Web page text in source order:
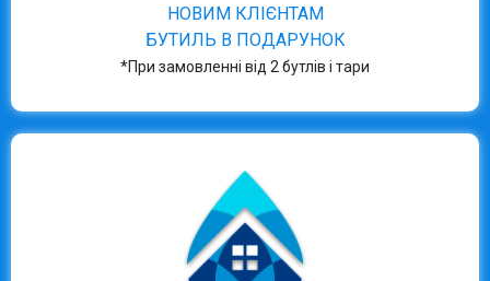
НОВИМ КЛІЄНТАМ
БУТИЛЬ В ПОДАРУНОК
*При замовленні від 2 бутлів і тари